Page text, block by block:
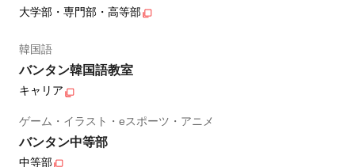
大学部・専門部・高等部
韓国語
バンタン韓国語教室
キャリア
ゲーム・イラスト・eスポーツ・アニメ
バンタン中等部
中等部